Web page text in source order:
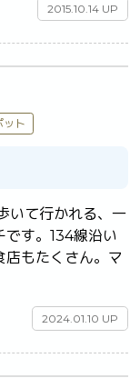
2015.10.14 UP
ット
いて行かれる、一
です。134線沿い
もたくさん。マ
2024.01.10 UP